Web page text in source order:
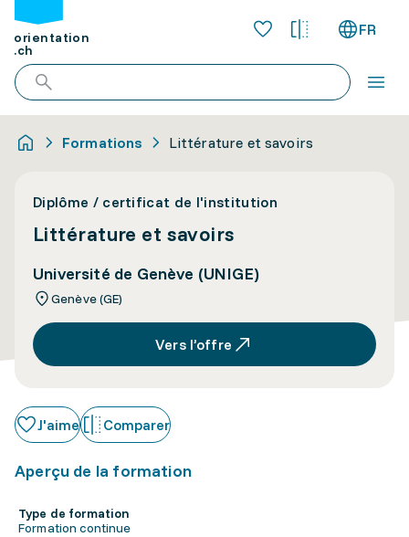
orientation
.ch
FR
Formations Littérature et savoirs
Diplôme / certificat de l'institution
Littérature et savoirs
Université de Genève (UNIGE)
Genève (GE)
Vers l’offre
J'aime Comparer
Aperçu de la formation
Type de formation
Formation continue